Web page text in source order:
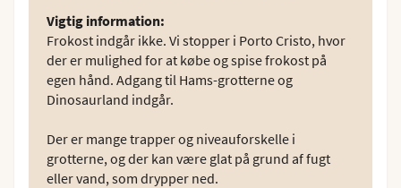
Vigtig information:
Frokost indgår ikke. Vi stopper i Porto Cristo, hvor
der er mulighed for at købe og spise frokost på
egen hånd. Adgang til Hams-grotterne og
Dinosaurland indgår.
Der er mange trapper og niveauforskelle i
grotterne, og der kan være glat på grund af fugt
eller vand, som drypper ned.